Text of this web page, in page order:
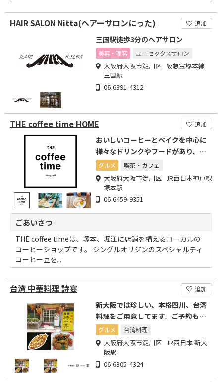
HAIR SALON Nitta(ヘアーサロンにった) 追加
三国駅徒歩3分のヘアサロン
美容・理容 ユニセックスサロン
大阪府大阪市淀川区 阪急宝塚本線
三国駅
06-6391-4312
THE coffee time HOME 追加
おいしいコーヒーとベイクを中心に
様々なドリンクやフードがあり、心
地よい時間を過ごして頂く店
グルメ 喫茶・カフェ
大阪府大阪市淀川区 JR西日本神戸線
塚本駅
06-6459-9351
ごあいさつ
THE coffee timeは、塚本、堀江に店舗を構えるローカルの
コーヒーショップです。 シングルオリジンのスペシャルティ
コーヒー豆を...
台湾 中華料理 詩宴 追加
新大阪では珍しい、本格四川、台湾
料理をご用意してます。ご予約も承
っております。
グルメ 台湾料理
大阪府大阪市淀川区 JR西日本 新大
阪駅
06-6305-4324